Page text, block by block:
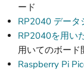
ード
RP2040 データ
RP2040を用い
用いてのボード
Raspberry Pi